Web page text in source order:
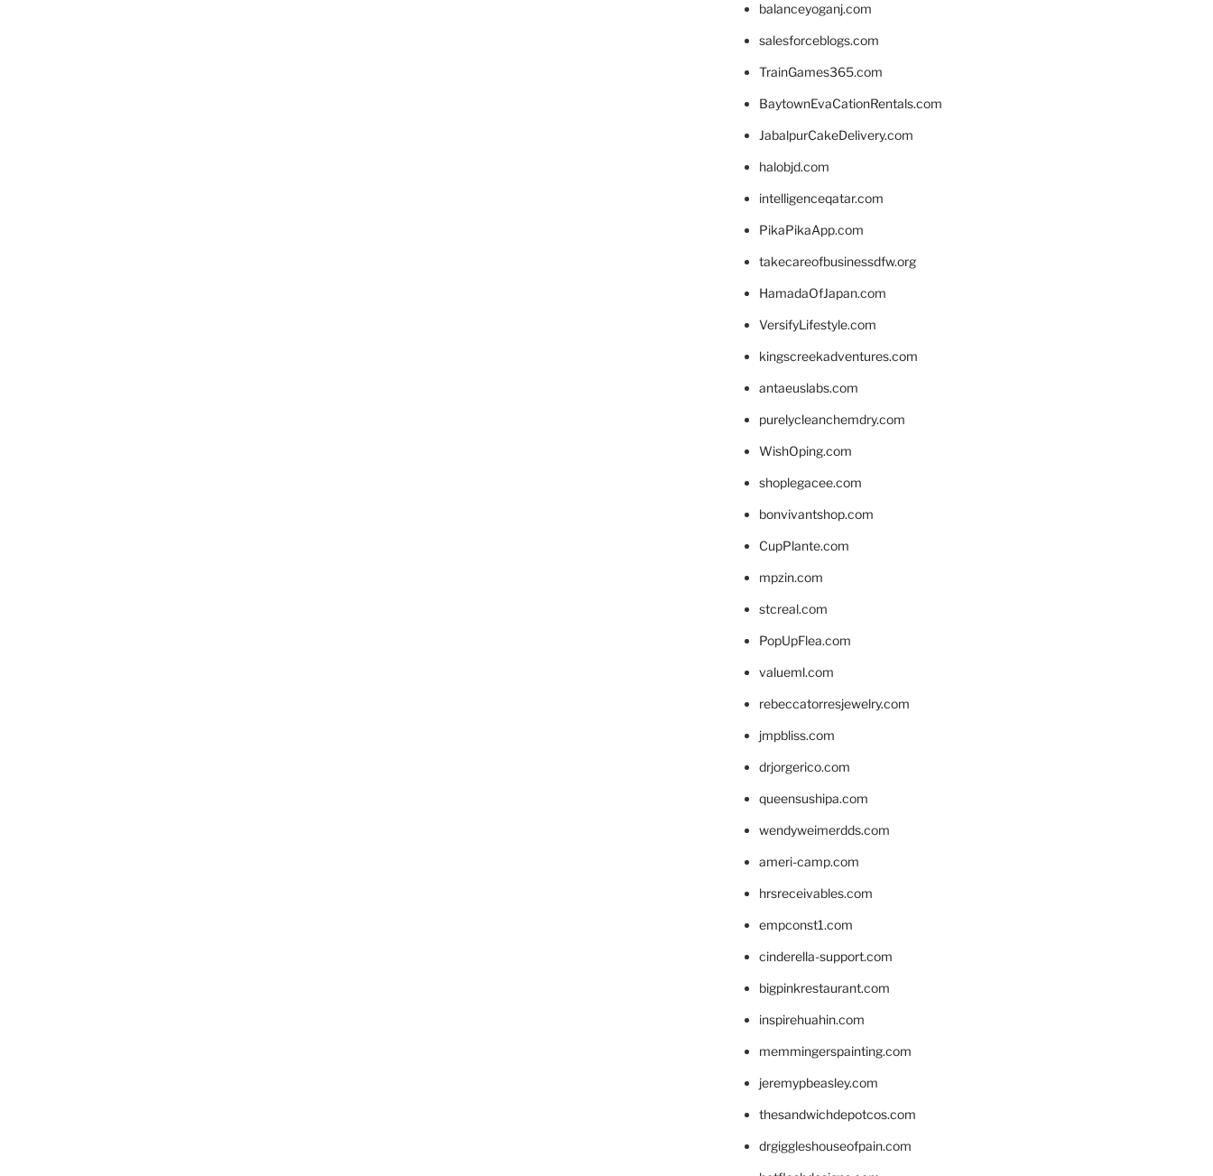
balanceyoganj.com
salesforceblogs.com
TrainGames365.com
BaytownEvaCationRentals.com
JabalpurCakeDelivery.com
halobjd.com
intelligenceqatar.com
PikaPikaApp.com
takecareofbusinessdfw.org
HamadaOfJapan.com
VersifyLifestyle.com
kingscreekadventures.com
antaeuslabs.com
purelycleanchemdry.com
WishOping.com
shoplegacee.com
bonvivantshop.com
CupPlante.com
mpzin.com
stcreal.com
PopUpFlea.com
valueml.com
rebeccatorresjewelry.com
jmpbliss.com
drjorgerico.com
queensushipa.com
wendyweimerdds.com
ameri-camp.com
hrsreceivables.com
empconst1.com
cinderella-support.com
bigpinkrestaurant.com
inspirehuahin.com
memmingerspainting.com
jeremypbeasley.com
thesandwichdepotcos.com
drgiggleshouseofpain.com